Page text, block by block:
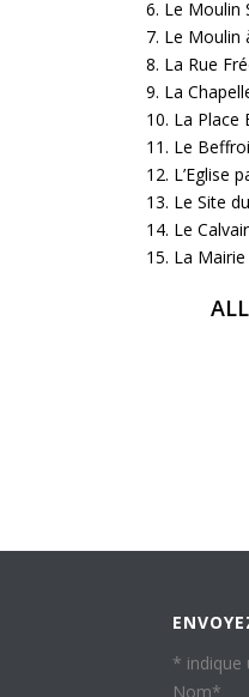
6. Le Moulin
7. Le Moulin
8. La Rue
9. La
10. La Place
11. Le Beffroi
12. L’Eglise
13. Le Site
14. Le
15. La Mairie
A
* indique
Nom*